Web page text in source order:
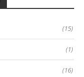
(15)
(1)
(16)